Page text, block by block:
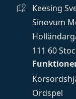
Ordspel
Keesing
Sinovum
111 60